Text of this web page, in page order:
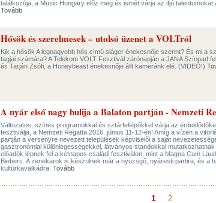
találkozója, a Music Hungary előz meg és ismét várja az ifjú talentumokat
Tovább
Hősök és szerelmesek – utolsó üzenet a VOLTról
Kik a hősök A legnagyobb hős című sláger énekesnője szerint? És mi a
tagjai számára? A Telekom VOLT Fesztivál zárónapján a JANA Színpad
és Tarján Zsófi, a Honeybeast énekesnője állt kameránk elé. (VIDEÓ!)
A nyár első nagy bulija a Balaton partján - Nemzeti
Változatos, színes programokkal és sztárfellépőkkel várja az
fesztiválja, a Nemzeti Regatta 2016. június 11-12-én! Amíg a vízen a
partján a versenyre nevezett települések képviselői a saját
gasztronómiai különlegességekkel, látványos standokkal
előadók lépnek fel a kétnapos családi fesztiválon, mint a Magna Cum
Biebers. A zenekarok is készülnek már a nyüzsgő, nyáresti partira, és a
kultúrkavalkádra. Tovább
1 2